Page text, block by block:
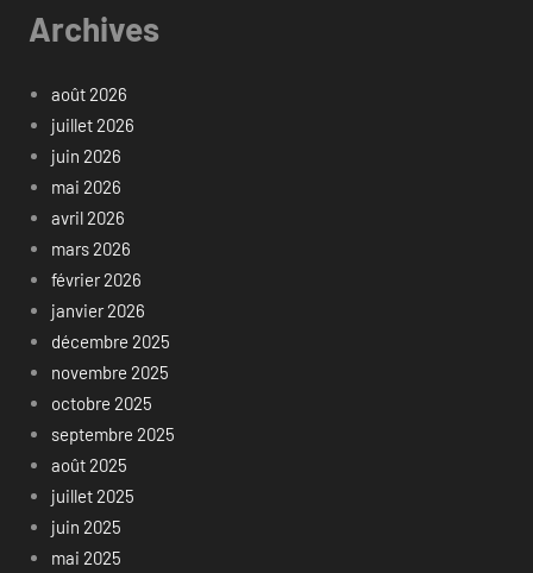
Archives
août 2026
juillet 2026
juin 2026
mai 2026
avril 2026
mars 2026
février 2026
janvier 2026
décembre 2025
novembre 2025
octobre 2025
septembre 2025
août 2025
juillet 2025
juin 2025
mai 2025